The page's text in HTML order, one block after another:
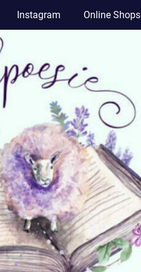
Instagram Online Shops